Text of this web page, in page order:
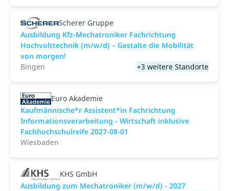
Scherer Gruppe
Ausbildung Kfz-Mechatroniker Fachrichtung
Hochvolttechnik (m/w/d) – Gestalte die Mobilität
von morgen!
Bingen
+3 weitere Standorte
Euro Akademie
Kaufmännische*r Assistent*in Fachrichtung
Informationsverarbeitung - Wirtschaft inklusive
Fachhochschulreife 2027-08-01
Wiesbaden
KHS GmbH
Ausbildung zum Mechatroniker (m/w/d) - 2027